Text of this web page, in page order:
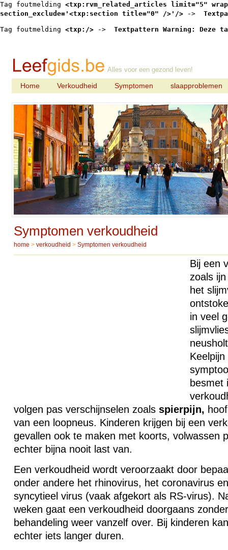
Tag foutmelding <txp:rvm_related_articles limit="5"
section_exclude='<txp:section title="0" />'/> ->
Tag foutmelding <txp:/> -> Textpattern Warning: Deze
Alles voor een gezond leven!
Home Verkoudheid Symptomen slaapproblemen
Symptomen verkoudheid
home > verkoudheid > Symptomen verkoudheid
Bij een
zoals
het
in veel
besmet
volgen pas verschijnselen zoals spierpijn,
van een loopneus. Kinderen krijgen bij een
gevallen ook te maken met koorts, volwassen
echter bijna nooit last van.
Een verkoudheid wordt veroorzaakt door
onder andere het rhinovirus, het coronavirus
syncytieel virus (vaak afgekort als RS-virus).
weken gaat een verkoudheid doorgaans
behandeling weer vanzelf over. Bij kinderen
echter iets langer duren.